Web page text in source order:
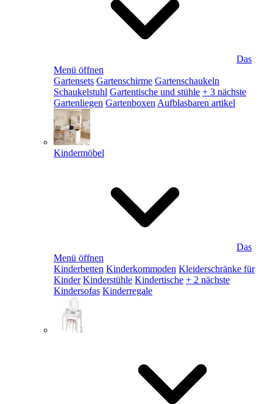
Das
Menü öffnen
Gartensets Gartenschirme Gartenschaukeln
Schaukelstuhl Gartentische und stühle + 3 nächste
Gartenliegen Gartenboxen Aufblasbaren artikel
Kindermöbel
Das
Menü öffnen
Kinderbetten Kinderkommoden Kleiderschränke für
Kinder Kinderstühle Kindertische + 2 nächste
Kindersofas Kinderregale